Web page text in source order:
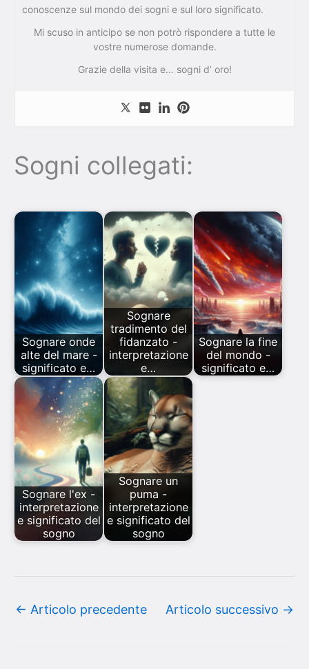
conoscenze sul mondo dei sogni e sul loro significato.
Mi scuso in anticipo se non potrò rispondere a tutte le
vostre numerose domande.
Grazie della visita e… sogni d’ oro!
Sogni collegati:
Sognare onde
alte del mare -
significato e…
Sognare
tradimento del
fidanzato -
interpretazione
e…
Sognare la fine
del mondo -
significato e…
Sognare l'ex -
interpretazione
e significato del
sogno
Sognare un
puma -
interpretazione
e significato del
sogno
← Articolo precedente Articolo successivo →